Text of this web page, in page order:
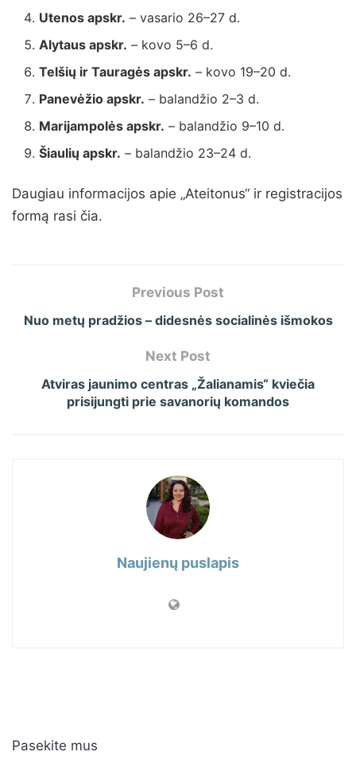
Utenos apskr. – vasario 26–27 d.
Alytaus apskr. – kovo 5–6 d.
Telšių ir Tauragės apskr. – kovo 19–20 d.
Panevėžio apskr. – balandžio 2–3 d.
Marijampolės apskr. – balandžio 9–10 d.
Šiaulių apskr. – balandžio 23–24 d.
Daugiau informacijos apie „Ateitonus“ ir registracijos
formą rasi čia.
Previous Post
Nuo metų pradžios – didesnės socialinės išmokos
Next Post
Atviras jaunimo centras „Žalianamis“ kviečia
prisijungti prie savanorių komandos
Naujienų puslapis
Pasekite mus